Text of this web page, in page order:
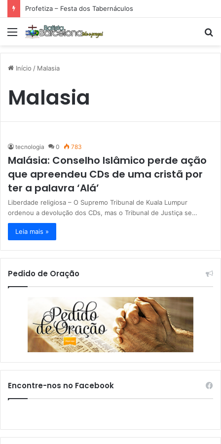
Profetiza – Festa dos Tabernáculos
Menu
Início / Malasia
Malasia
tecnologia 0 783
Malásia: Conselho Islâmico perde ação
que apreendeu CDs de uma cristã por
ter a palavra ‘Alá’
Liberdade religiosa – O Supremo Tribunal de Kuala Lumpur
ordenou a devolução dos CDs, mas o Tribunal de Justiça se…
Leia mais »
Pedido de Oração
Encontre-nos no Facebook